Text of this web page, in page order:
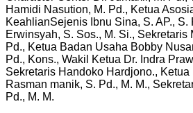
Hamidi Nasution, M. Pd., Ketua
KeahlianSejenis Ibnu Sina, S. AP., S.
Erwinsyah, S. Sos., M. Si., Sekretaris
Pd., Ketua Badan Usaha Bobby
Pd., Kons., Wakil Ketua Dr. Indra
Sekretaris Handoko Hardjono.,
Rasman manik, S. Pd., M. M.,
Pd., M. M.